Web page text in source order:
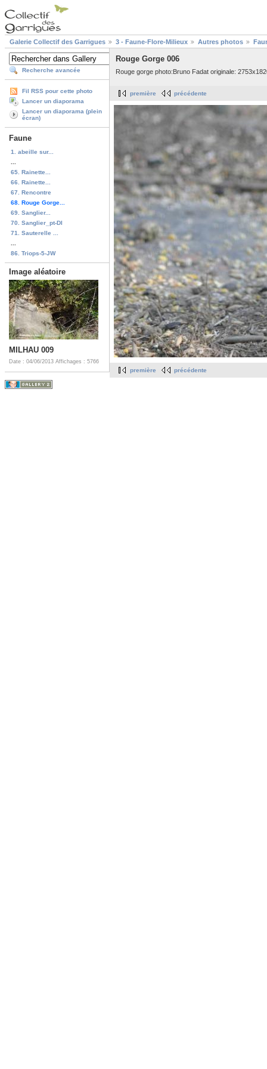
Galerie Collectif des Garrigues 3 - Faune-Flore-Milieux Autres photos
Recherche avancée
Fil RSS pour cette photo
Lancer un diaporama
Lancer un diaporama (plein
écran)
Faune
1. abeille sur...
65. Rainette...
66. Rainette...
67. Rencontre
68. Rouge Gorge...
69. Sanglier...
70. Sanglier_pt-DI
71. Sauterelle ...
86. Triops-5-JW
Image aléatoire
MILHAU 009
Date : 04/06/2013 Affichages : 5766
Rouge Gorge 006
Rouge gorge photo:Bruno Fadat originale:
première précédente
première précédente